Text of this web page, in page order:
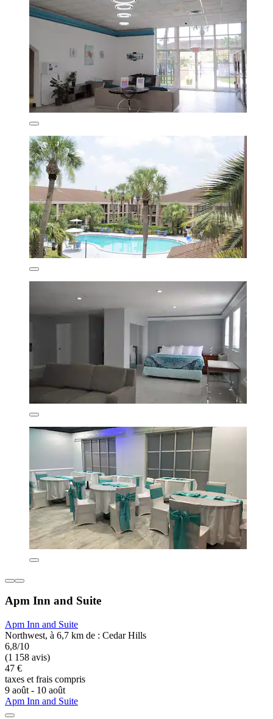
Apm Inn and Suite
Apm Inn and Suite
Northwest, à 6,7 km de : Cedar Hills
6,8/10
(1 158 avis)
47 €
taxes et frais compris
9 août - 10 août
Apm Inn and Suite